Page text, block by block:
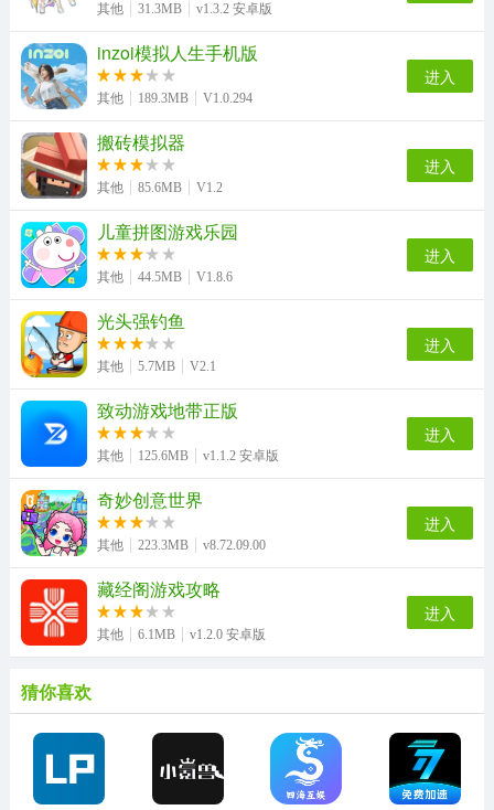
其他 31.3MB v1.3.2 安卓版
inzoi模拟人生手机版
其他 189.3MB V1.0.294
进入
搬砖模拟器
其他 85.6MB V1.2
进入
儿童拼图游戏乐园
其他 44.5MB V1.8.6
进入
光头强钓鱼
其他 5.7MB V2.1
进入
致动游戏地带正版
其他 125.6MB v1.1.2 安卓版
进入
奇妙创意世界
其他 223.3MB v8.72.09.00
进入
藏经阁游戏攻略
其他 6.1MB v1.2.0 安卓版
进入
猜你喜欢